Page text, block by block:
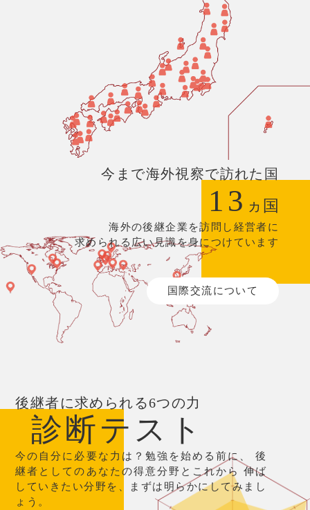
今まで海外視察で訪れた国
13 ヵ国
海外の後継企業を訪問し経営者に
求められる広い見識を身につけています
国際交流について
後継者に求められる6つの力
診断テスト
今の自分に必要な力は？勉強を始める前に、
後
継者としてのあなたの得意分野とこれから
伸ば
していきたい分野を、まずは明らかにしてみまし
ょう。